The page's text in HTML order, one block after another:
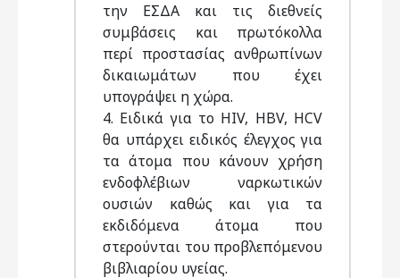
την ΕΣΔΑ και τις διεθνείς
συμβάσεις και πρωτόκολλα
περί προστασίας ανθρωπίνων
δικαιωμάτων που έχει
υπογράψει η χώρα.
4. Ειδικά για το HIV, HBV, HCV
θα υπάρχει ειδικός έλεγχος για
τα άτομα που κάνουν χρήση
ενδοφλέβιων ναρκωτικών
ουσιών καθώς και για τα
εκδιδόμενα άτομα που
στερούνται του προβλεπόμενου
βιβλιαρίου υγείας.